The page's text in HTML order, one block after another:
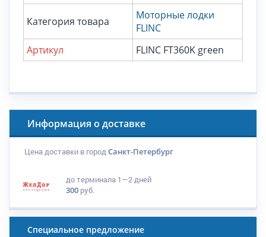
Категория товара
Моторные лодки
FLINC
Артикул
FLINC FT360K green
Информация о доставке
Цена доставки в город Санкт-Петербург
до терминала 1—2 дней
300 руб.
Специальное предложение